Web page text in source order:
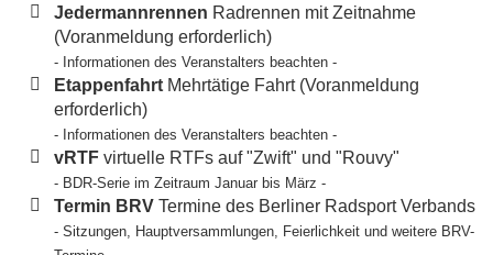
Jedermannrennen Radrennen mit Zeitnahme
(Voranmeldung erforderlich)
- Informationen des Veranstalters beachten -
Etappenfahrt Mehrtätige Fahrt (Voranmeldung
erforderlich)
- Informationen des Veranstalters beachten -
vRTF virtuelle RTFs auf "Zwift" und "Rouvy"
- BDR-Serie im Zeitraum Januar bis März -
Termin BRV Termine des Berliner Radsport Verbands
- Sitzungen, Hauptversammlungen, Feierlichkeit und weitere BRV-